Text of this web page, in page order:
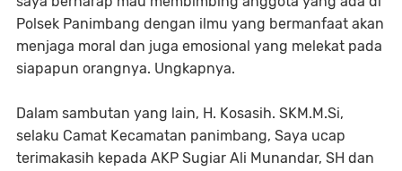
Polsek Panimbang dengan ilmu yang bermanfaat akan
menjaga moral dan juga emosional yang melekat pada
siapapun orangnya. Ungkapnya.
Dalam sambutan yang lain, H. Kosasih. SKM.M.Si,
selaku Camat Kecamatan panimbang, Saya ucap
terimakasih kepada AKP Sugiar Ali Munandar, SH dan